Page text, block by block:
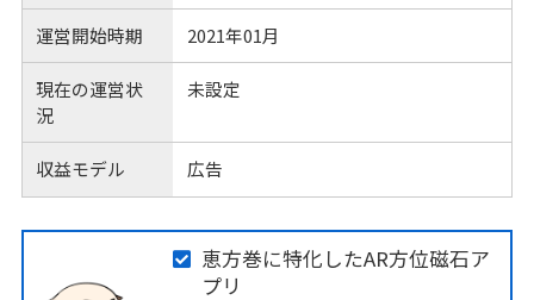
運営開始時期 2021年01月
現在の運営状
況
未設定
収益モデル 広告
恵方巻に特化したAR方位磁石ア
プリ